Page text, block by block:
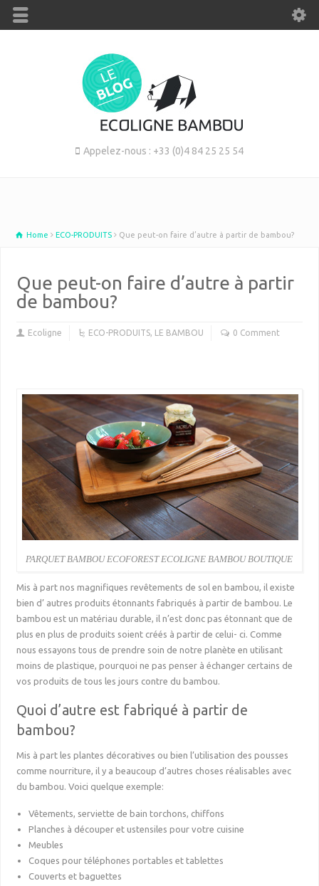
Appelez-nous : +33 (0)4 84 25 25 54
Home ECO-PRODUITS Que peut-on faire d’autre à partir de bambou?
Que peut-on faire d’autre à partir
de bambou?
Ecoligne ECO-PRODUITS, LE BAMBOU 0 Comment
PARQUET BAMBOU ECOFOREST ECOLIGNE BAMBOU BOUTIQUE
Mis à part nos magnifiques revêtements de sol en bambou, il existe
bien d’ autres produits étonnants fabriqués à partir de bambou. Le
bambou est un matériau durable, il n’est donc pas étonnant que de
plus en plus de produits soient créés à partir de celui- ci. Comme
nous essayons tous de prendre soin de notre planète en utilisant
moins de plastique, pourquoi ne pas penser à échanger certains de
vos produits de tous les jours contre du bambou.
Quoi d’autre est fabriqué à partir de
bambou?
Mis à part les plantes décoratives ou bien l’utilisation des pousses
comme nourriture, il y a beaucoup d’autres choses réalisables avec
du bambou. Voici quelque exemple:
Vêtements, serviette de bain torchons, chiffons
Planches à découper et ustensiles pour votre cuisine
Meubles
Coques pour téléphones portables et tablettes
Couverts et baguettes